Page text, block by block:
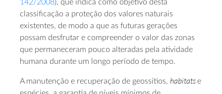
142/2008), que indica como objetivo desta
classificação a proteção dos valores naturais
existentes, de modo a que as futuras gerações
possam desfrutar e compreender o valor das zonas
que permaneceram pouco alteradas pela atividade
humana durante um longo período de tempo.
A manutenção e recuperação de geossítios, habitatse